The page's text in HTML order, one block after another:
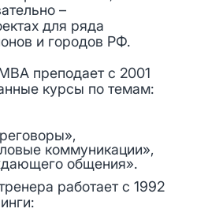
–
для ряда
и городов РФ.
преподает с 2001
курсы по темам:
коммуникации»,
общения».
работает с 1992